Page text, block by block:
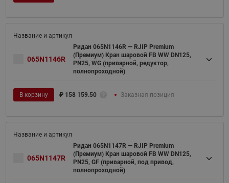
065N1146R
Ридан 065N1146R — RJIP Premium
(Премиум) Кран шаровой FB WW DN125,
PN25, WG (приварной, редуктор,
полнопроходной)
В корзину ₽ 158 159.50 Заказная позиция
065N1147R
Ридан 065N1147R — RJIP Premium
(Премиум) Кран шаровой FB WW DN125,
PN25, GF (приварной, под привод,
полнопроходной)